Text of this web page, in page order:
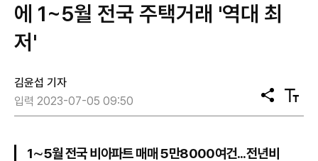
에 1~5월 전국 주택거래 '역대 최
저'
김윤섭 기자
입력 2023-07-05 09:50
공
유
텍
스
1∼5월 전국 비아파트 매매 5만8000여건...전년비